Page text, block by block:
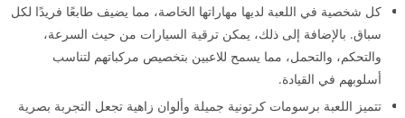
كل شخصية في اللعبة لديها مهاراتها الخاصة، مما يضيف طابعًا فريدًا لكل
سباق. بالإضافة إلى ذلك، يمكن ترقية السيارات من حيث السرعة،
والتحكم، والتحمل، مما يسمح للاعبين بتخصيص مركباتهم لتناسب
أسلوبهم في القيادة.
تتميز اللعبة برسومات كرتونية جميلة وألوان زاهية تجعل التجربة بصرية